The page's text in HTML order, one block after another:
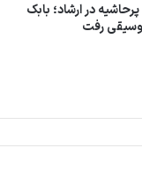
در ارشاد؛ بابک
رفت